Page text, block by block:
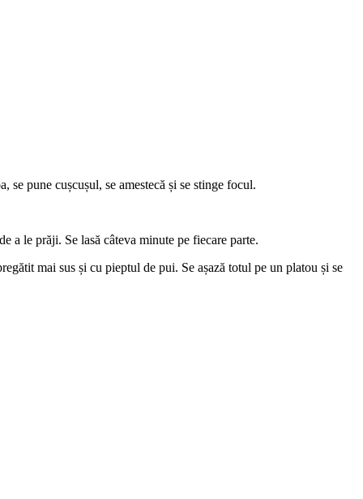
se pune cușcușul, se amestecă și se stinge focul.
a le prăji. Se lasă câteva minute pe fiecare parte.
mai sus și cu pieptul de pui. Se așază totul pe un platou și se